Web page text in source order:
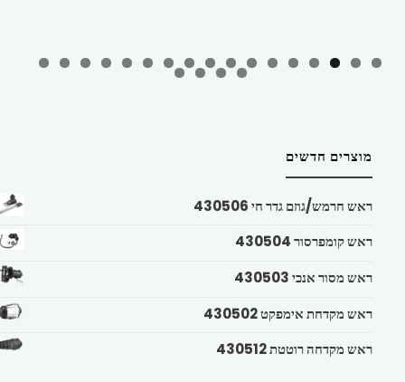
מוצרים חדשים
ראש חרמש/גוזם גדר חי 430506
ראש קומפרסור 430504
ראש מסור אנכי 430503
ראש מקדחת אימפקט 430502
ראש מקדחה רוטטת 430512